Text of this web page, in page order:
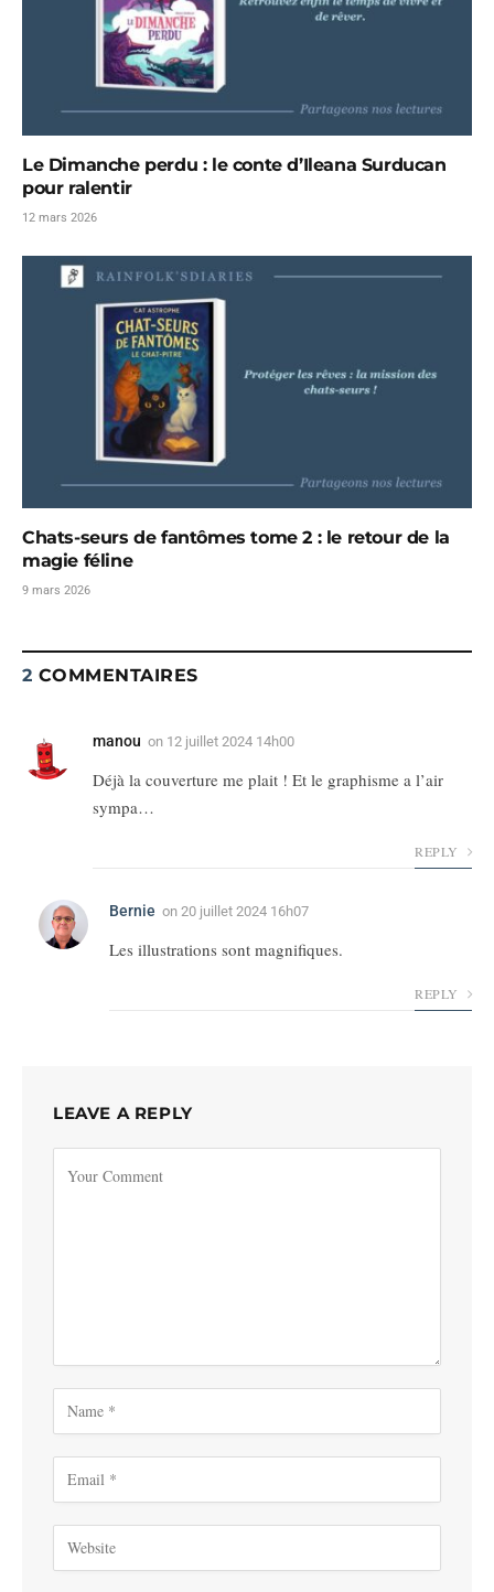
Le Dimanche perdu : le conte d’Ileana Surducan
pour ralentir
12 mars 2026
Chats-seurs de fantômes tome 2 : le retour de la
magie féline
9 mars 2026
2 COMMENTAIRES
manou on 12 juillet 2024 14h00
Déjà la couverture me plait ! Et le graphisme a l’air
sympa…
REPLY
Bernie on 20 juillet 2024 16h07
Les illustrations sont magnifiques.
REPLY
LEAVE A REPLY